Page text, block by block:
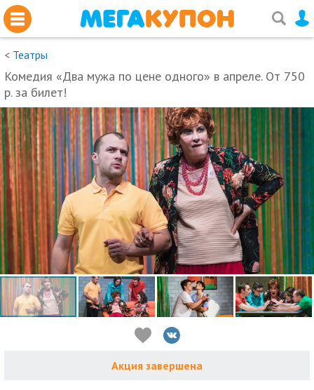
< Театры
Комедия «Два мужа по цене одного» в апреле. От 750
р. за билет!
Акция завершена